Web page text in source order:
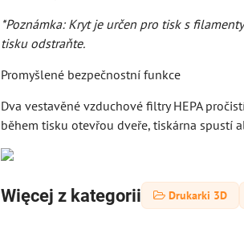
*Poznámka: Kryt je určen pro tisk s
tisku odstraňte.
Promyšlené bezpečnostní funkce
Dva vestavěné vzduchové filtry HEPA
během tisku otevřou dveře, tiskárna spustí
Więcej z kategorii Drukarki 3D